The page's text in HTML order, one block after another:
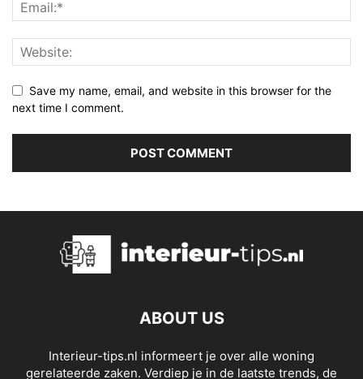
Save my name, email, and website in this browser for the
next time I comment.
ABOUT US
Interieur-tips.nl informeert je over alle woning
gerelateerde zaken. Verdiep je in de laatste trends, de